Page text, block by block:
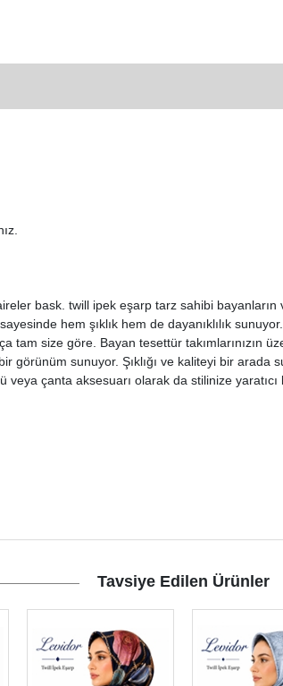
bask. twill ipek eşarp tarz sahibi bayanların
hem şıklık hem de dayanıklılık
size göre. Bayan tesettür takımlarınızın
görünüm sunuyor. Şıklığı ve kaliteyi bir arada
çanta aksesuarı olarak da stilinize
Tavsiye Edilen Ürünler